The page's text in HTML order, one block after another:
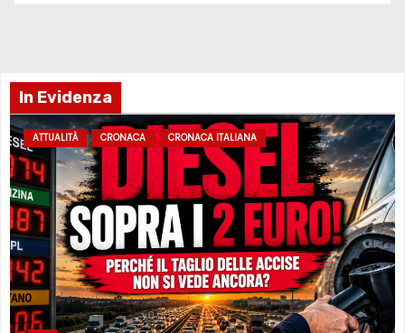
In Evidenza
ATTUALITÀ CRONACA CRONACA ITALIANA